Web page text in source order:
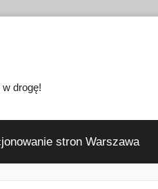
drogę!
stron Warszawa